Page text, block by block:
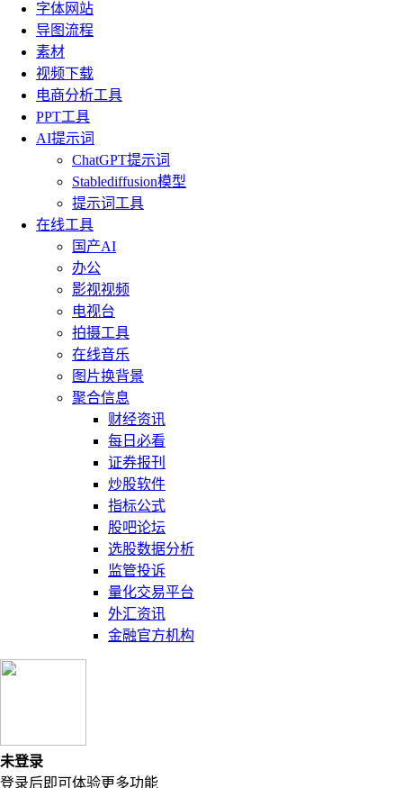
字体网站
导图流程
素材
视频下载
电商分析工具
PPT工具
AI提示词
ChatGPT提示词
Stablediffusion模型
提示词工具
在线工具
国产AI
办公
影视视频
电视台
拍摄工具
在线音乐
图片换背景
聚合信息
财经资讯
每日必看
证券报刊
炒股软件
指标公式
股吧论坛
选股数据分析
监管投诉
量化交易平台
外汇资讯
金融官方机构
未登录
登录后即可体验更多功能